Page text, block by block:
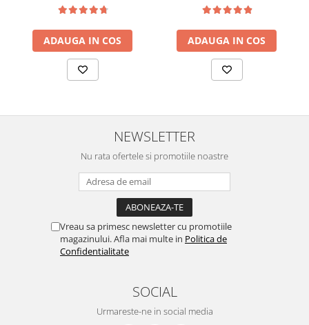
ADAUGA IN COS ADAUGA IN COS
NEWSLETTER
Nu rata ofertele si promotiile noastre
Vreau sa primesc newsletter cu promotiile
magazinului. Afla mai multe in Politica de
Confidentialitate
SOCIAL
Urmareste-ne in social media